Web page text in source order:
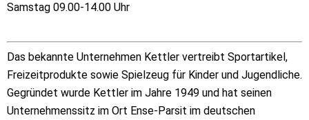
Samstag 09.00-14.00 Uhr
Das bekannte Unternehmen Kettler vertreibt Sportartikel,
Freizeitprodukte sowie Spielzeug für Kinder und Jugendliche.
Gegründet wurde Kettler im Jahre 1949 und hat seinen
Unternehmenssitz im Ort Ense-Parsit im deutschen